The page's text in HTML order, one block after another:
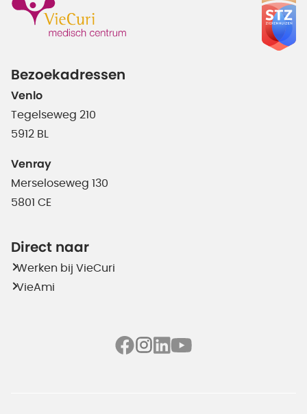
Bezoekadressen
Venlo
Tegelseweg 210
5912 BL
Venray
Merseloseweg 130
5801 CE
Direct naar
Werken bij VieCuri
VieAmi